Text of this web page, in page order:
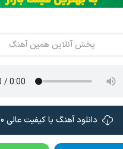
پخش آنلاین همین آهنگ
دانلود آهنگ با کیفیت عالی 320